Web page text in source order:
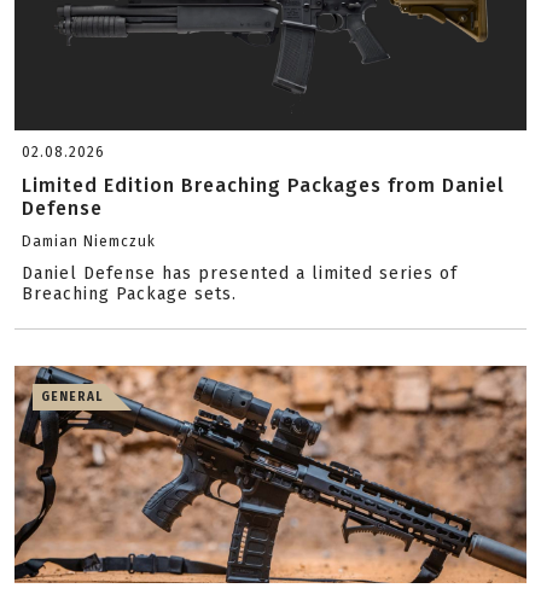
02.08.2026
Limited Edition Breaching Packages from Daniel
Defense
Damian Niemczuk
Daniel Defense has presented a limited series of
Breaching Package sets.
GENERAL